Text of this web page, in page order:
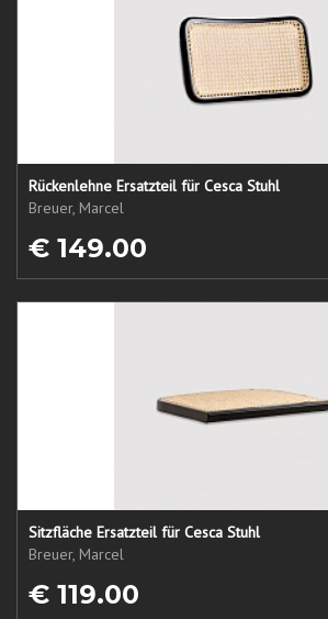
Rückenlehne Ersatzteil für Cesca Stuhl
Breuer, Marcel
€ 149.00
Sitzfläche Ersatzteil für Cesca Stuhl
Breuer, Marcel
€ 119.00